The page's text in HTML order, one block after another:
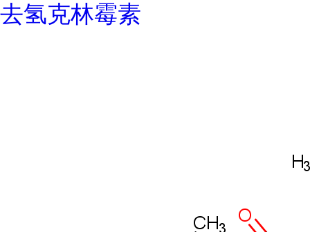
去氢克林霉素